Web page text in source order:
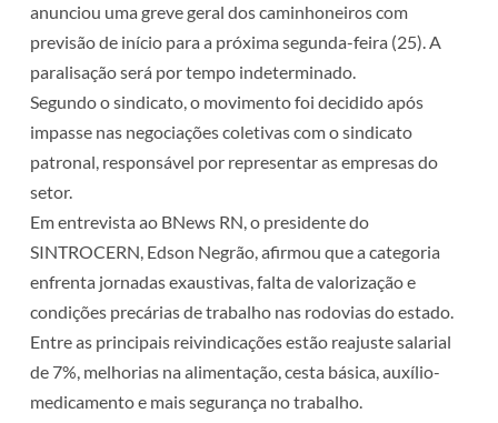
anunciou uma greve geral dos caminhoneiros com
previsão de início para a próxima segunda-feira (25). A
paralisação será por tempo indeterminado.
Segundo o sindicato, o movimento foi decidido após
impasse nas negociações coletivas com o sindicato
patronal, responsável por representar as empresas do
setor.
Em entrevista ao BNews RN, o presidente do
SINTROCERN, Edson Negrão, afirmou que a categoria
enfrenta jornadas exaustivas, falta de valorização e
condições precárias de trabalho nas rodovias do estado.
Entre as principais reivindicações estão reajuste salarial
de 7%, melhorias na alimentação, cesta básica, auxílio-
medicamento e mais segurança no trabalho.